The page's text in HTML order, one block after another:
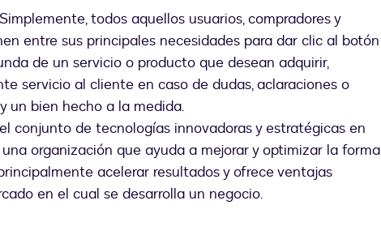
todos aquellos usuarios, compradores y
entre sus principales necesidades para dar clic al botón
de un servicio o producto que desean adquirir,
servicio al cliente en caso de dudas, aclaraciones o
un bien hecho a la medida.
conjunto de tecnologías innovadoras y estratégicas en
organización que ayuda a mejorar y optimizar la forma
acelerar resultados y ofrece ventajas
en el cual se desarrolla un negocio.